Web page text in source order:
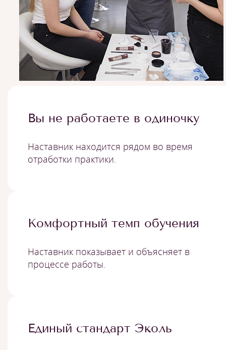
Вы не работаете в одиночку
Наставник находится рядом во время
отработки практики.
Комфортный темп обучения
Наставник показывает и объясняет в
процессе работы.
Единый стандарт Эколь